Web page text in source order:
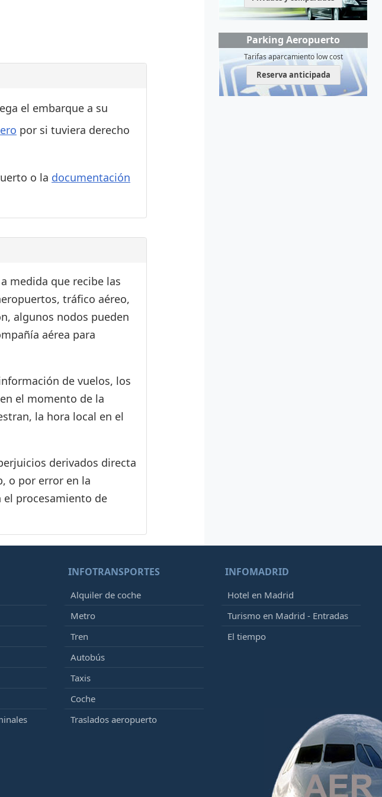
el embarque a su
por si tuviera derecho
o la documentación
medida que recibe las
tráfico aéreo,
algunos nodos pueden
aérea para
de vuelos, los
el momento de la
la hora local en el
derivados directa
o por error en la
procesamiento de
Parking Aeropuerto
Tarifas aparcamiento low cost
Reserva anticipada
INFOTRANSPORTES
Alquiler de coche
Metro
Tren
Autobús
Taxis
Coche
Traslados aeropuerto
INFOMADRID
Hotel en Madrid
Turismo en Madrid - Entradas
El tiempo